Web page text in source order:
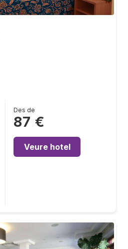
Des de
87 €
Veure hotel